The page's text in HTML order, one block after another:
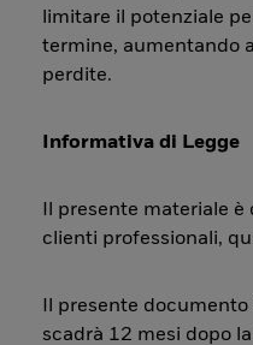
limitare il potenziale
termine, aumentando
perdite.
Informativa di Legge
Il presente materiale
clienti professionali,
Il presente
scadrà 12 mesi dopo